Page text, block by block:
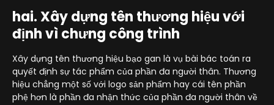
hai. Xây dựng tên thương hiệu với
định vì chưng công trình
Xây dựng tên thương hiệu bạo gan là vụ bài bác toán ra
quyết định sự tác phẩm của phần đa người thân. Thương
hiệu chẳng một số với logo sản phẩm hay cái tên phần
phệ hơn là phần đa nhận thức của phần đa người thân về